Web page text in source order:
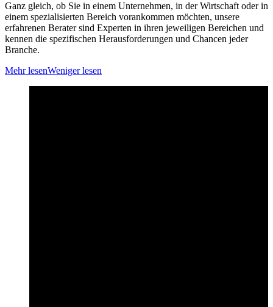
Ganz gleich, ob Sie in einem Unternehmen, in der Wirtschaft oder in
einem spezialisierten Bereich vorankommen möchten, unsere
erfahrenen Berater sind Experten in ihren jeweiligen Bereichen und
kennen die spezifischen Herausforderungen und Chancen jeder
Branche.
Mehr lesenWeniger lesen